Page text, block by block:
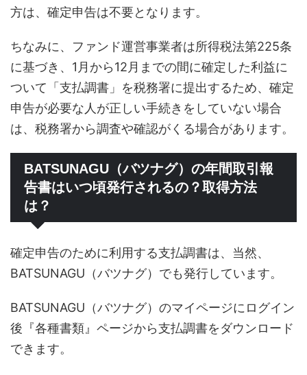
方は、確定申告は不要となります。
ちなみに、ファンド運営事業者は所得税法第225条
に基づき、1月から12月までの間に確定した利益に
ついて「支払調書」を税務署に提出するため、確定
申告が必要な人が正しい手続きをしていない場合
は、税務署から調査や確認がくる場合があります。
BATSUNAGU（バツナグ）の年間取引報
告書はいつ頃発行されるの？取得方法
は？
確定申告のために利用する支払調書は、当然、
BATSUNAGU（バツナグ）でも発行しています。
BATSUNAGU（バツナグ）のマイページにログイン
後『各種書類』ページから支払調書をダウンロード
できます。